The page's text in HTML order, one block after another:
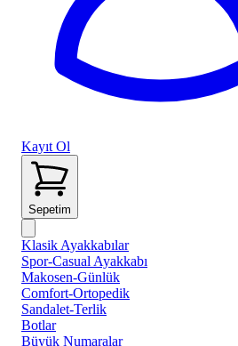
Kayıt Ol
Sepetim
Klasik Ayakkabılar
Spor-Casual Ayakkabı
Makosen-Günlük
Comfort-Ortopedik
Sandalet-Terlik
Botlar
Büyük Numaralar